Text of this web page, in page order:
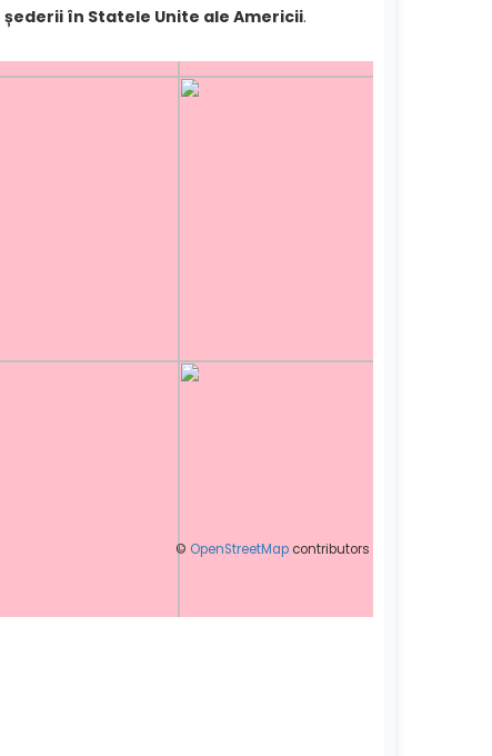
șederii în Statele Unite ale Americii.
© OpenStreetMap contributors